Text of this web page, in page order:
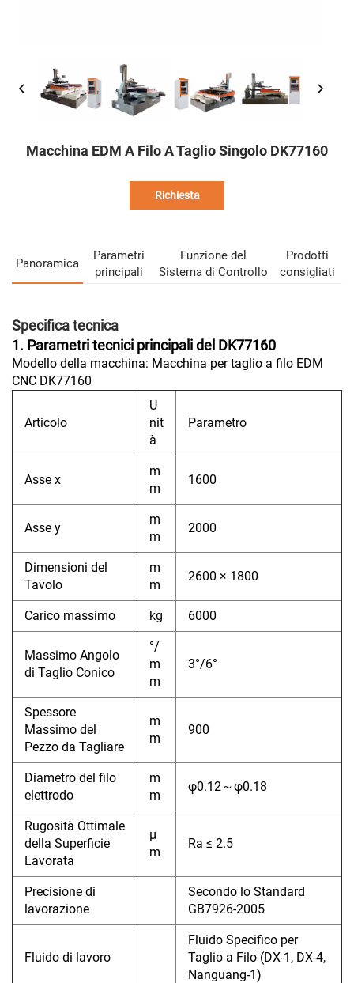
Macchina EDM A Filo A Taglio Singolo DK77160
Richiesta
Panoramica
Parametri
principali
Funzione del
Sistema di Controllo
Prodotti
consigliati
Specifica tecnica
1. Parametri tecnici principali del DK77160
Modello della macchina: Macchina per taglio a filo EDM
CNC DK77160
Articolo
U
nit
à
Parametro
Asse x
m
m
1600
Asse y
m
m
2000
Dimensioni del
Tavolo
m
m
2600 × 1800
Carico massimo kg 6000
Massimo Angolo
di Taglio Conico
°/
m
m
3°/6°
Spessore
Massimo del
Pezzo da Tagliare
m
m
900
Diametro del filo
elettrodo
m
m
φ0.12～φ0.18
Rugosità Ottimale
della Superficie
Lavorata
μ
m
Ra ≤ 2.5
Precisione di
lavorazione
Secondo lo Standard
GB7926-2005
Fluido di lavoro
Fluido Specifico per
Taglio a Filo (DX-1, DX-4,
Nanguang-1)